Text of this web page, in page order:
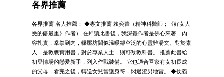
各界推薦
各界推薦 名人推薦： ◆專文推薦 賴奕菁（精神科醫師；《好女人
受的傷最重》作者） 在拜讀此書後，我深覺作者是佛心來著，內
容扎實，拳拳到肉，輾壓坊間似溫暖卻空泛的心靈雞湯文。對於素
人，是教戰實用書，對於專業人士，則可做教科書。 推薦此書給
初登情場的戀愛新手，列入作戰裝備。 它也適合吾家有女初長成
的父母，看完之後，轉送女兒當護身符，閃過渣男地雷。 ◆仗義